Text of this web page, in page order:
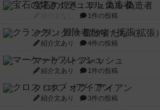
宝石の煌き：デュエル 偽造者
1件の投稿
クランク! ：冒険者たち（拡張）
紹介文あり 4件の投稿
マーケットフレッシュ
紹介文あり 1件の投稿
クロス・オブ・アイアン
紹介文あり 3件の投稿